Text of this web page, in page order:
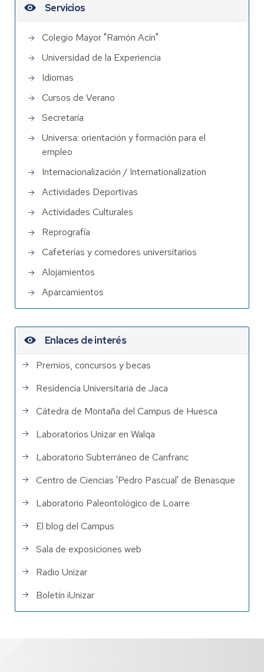
Servicios
Colegio Mayor "Ramón Acín"
Universidad de la Experiencia
Idiomas
Cursos de Verano
Secretaría
Universa: orientación y formación para el
empleo
Internacionalización / Internationalization
Actividades Deportivas
Actividades Culturales
Reprografía
Cafeterías y comedores universitarios
Alojamientos
Aparcamientos
Enlaces de interés
Premios, concursos y becas
Residencia Universitaria de Jaca
Cátedra de Montaña del Campus de Huesca
Laboratorios Unizar en Walqa
Laboratorio Subterráneo de Canfranc
Centro de Ciencias 'Pedro Pascual' de Benasque
Laboratorio Paleontológico de Loarre
El blog del Campus
Sala de exposiciones web
Radio Unizar
Boletín iUnizar